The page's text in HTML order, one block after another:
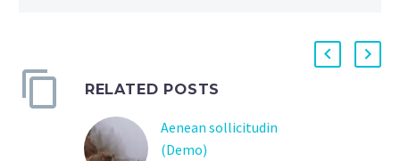
RELATED POSTS
Aenean sollicitudin
(Demo)